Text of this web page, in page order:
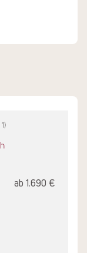
biologische
1)
ab 1.690 €